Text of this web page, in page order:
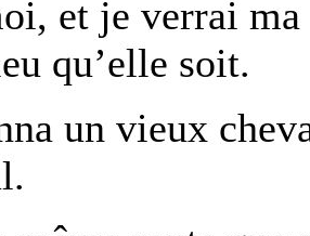
et je verrai ma
qu’elle soit.
un vieux